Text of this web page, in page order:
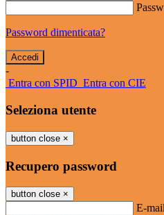
Password dimenticata?
-
Entra con SPID Entra con CIE
Seleziona utente
button close ×
Recupero password
button close ×
E-mail